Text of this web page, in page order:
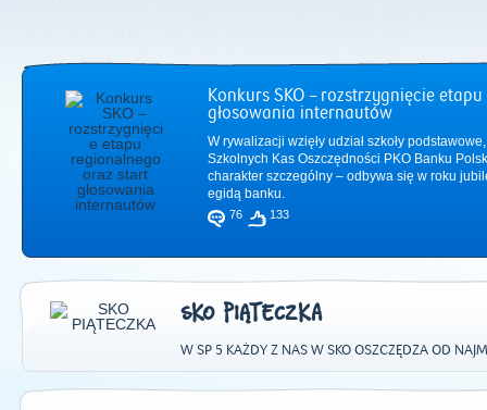
Konkurs SKO – rozstrzygnięcie
głosowania internautów
W rywalizacji wzięły udział szkoły
Szkolnych Kas Oszczędności PKO Banku
charakter szczególny – odbywa się w roku
egidą banku.
76 133
SKO PIĄTECZKA
W SP 5 KAŻDY Z NAS W SKO OSZCZĘDZA OD